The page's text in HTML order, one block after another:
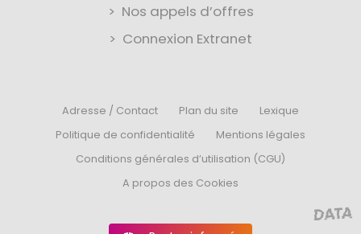
Nos appels d’offres
Connexion Extranet
Adresse / Contact Plan du site
Lexique
Politique de confidentialité
Mentions légales
Conditions générales d’utilisation (CGU)
A propos des Cookies